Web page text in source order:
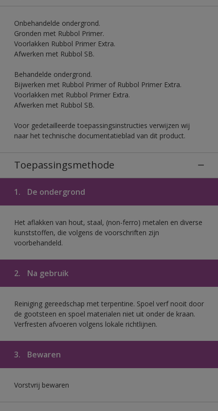
Onbehandelde ondergrond.
Gronden met Rubbol Primer.
Voorlakken Rubbol Primer Extra.
Afwerken met Rubbol SB.
Behandelde ondergrond.
Bijwerken met Rubbol Primer of Rubbol Primer Extra.
Voorlakken met Rubbol Primer Extra.
Afwerken met Rubbol SB.
Voor gedetailleerde toepassingsinstructies verwijzen wij
naar het technische documentatieblad van dit product.
Toepassingsmethode
1. De ondergrond
Het aflakken van hout, staal, (non-ferro) metalen en diverse
kunststoffen, die volgens de voorschriften zijn
voorbehandeld.
2. Na gebruik
Reiniging gereedschap met terpentine. Spoel verf nooit door
de gootsteen en spoel materialen niet uit onder de kraan.
Verfresten afvoeren volgens lokale richtlijnen.
3. Bewaren
Vorstvrij bewaren